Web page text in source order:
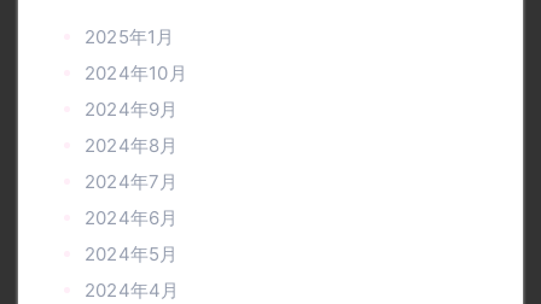
2025年1月
2024年10月
2024年9月
2024年8月
2024年7月
2024年6月
2024年5月
2024年4月